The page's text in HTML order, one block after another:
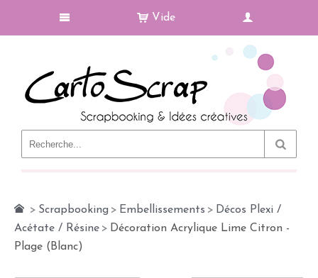
Vide
> Scrapbooking > Embellissements > Décos Plexi /
Acétate / Résine > Décoration Acrylique Lime Citron -
Plage (Blanc)